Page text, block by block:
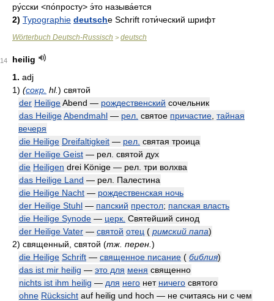
ру́сски <по́просту> э́то называ́ется
2) Typographie deutsche Schrift готи́ческий шрифт
Wörterbuch Deutsch-Russisch > deutsch
14
heilig
1. adj
1) (сокр. hl.) святой
der HeiligeAbend — рождественский сочельник
das HeiligeAbendmahl — рел. святое причастие тайная
вечеря
die Heilige Dreifaltigkeit — рел. святая троица
der Heilige Geist — рел. святой дух
die Heiligen drei Könige — рел. три волхва
das Heilige Land — рел. Палестина
die Heilige Nacht — рождественская ночь
der Heilige Stuhl — папский престол; папская власть
die Heilige Synode — церк. Святейший синод
der Heilige Vater — святой отец ( римский папа)
2) священный, святой (тж. перен. )
die Heilige Schrift — священное писание ( библия)
das ist mir heilig — это для меня священно
nichts ist ihm heilig — для него нет ничего святого
ohne Rücksicht auf heilig und hoch — не считаясь ни с чем